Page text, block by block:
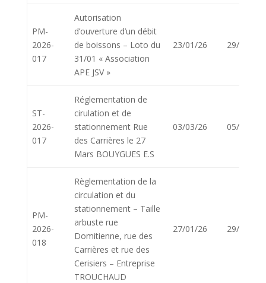
PM-
2026-
017
Autorisation
d’ouverture d’un débit
de boissons – Loto du
31/01 « Association
APE JSV »
23/01/26 29/01/26
ST-
2026-
017
Réglementation de
cirulation et de
stationnement Rue
des Carrières le 27
Mars BOUYGUES E.S
03/03/26 05/03/26
PM-
2026-
018
Règlementation de la
circulation et du
stationnement – Taille
arbuste rue
Domitienne, rue des
Carrières et rue des
Cerisiers – Entreprise
TROUCHAUD
27/01/26 29/01/26